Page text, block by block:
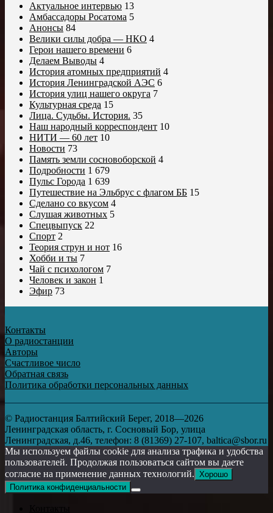
Актуальное интервью 13
Амбассадоры Росатома 5
Анонсы 84
Велики силы добра — НКО 4
Герои нашего времени 6
Делаем Выводы 4
История атомных предприятий 4
История Ленинградской АЭС 6
История улиц нашего округа 7
Культурная среда 15
Лица. Судьбы. История. 35
Наш народный корреспондент 10
НИТИ — 60 лет 10
Новости 73
Память земли сосновоборской 4
Подробности 1 679
Пульс Города 1 639
Путешествие на Эльбрус с флагом ББ 15
Сделано со вкусом 4
Слушая животных 5
Спецвыпуск 22
Спорт 2
Теория струн и нот 16
Хобби и ты 7
Чай с психологом 7
Человек и закон 1
Эфир 73
Контакты
О радиостанции
Авторы
Счастливое число
Обратная связь
Политика обработки персональных данных
© Радиостанция Балтийский Берег, 2018—2026
Ленинградская область, г. Сосновый Бор, улица
Ленинградская, д.46, телефон: 8 (81369) 27-107, baltica@sbor.ru
Мы используем файлы cookie для анализа трафика и удобства
пользователей. Продолжая пользоваться сайтом вы даете
согласие на применение данных технологий. Хорошо
Политика конфиденциальности